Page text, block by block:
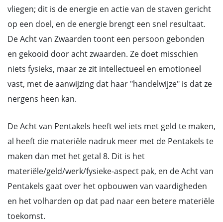
vliegen; dit is de energie en actie van de staven gericht
op een doel, en de energie brengt een snel resultaat.
De Acht van Zwaarden toont een persoon gebonden
en gekooid door acht zwaarden. Ze doet misschien
niets fysieks, maar ze zit intellectueel en emotioneel
vast, met de aanwijzing dat haar "handelwijze" is dat ze
nergens heen kan.
De Acht van Pentakels heeft wel iets met geld te maken,
al heeft die materiële nadruk meer met de Pentakels te
maken dan met het getal 8. Dit is het
materiële/geld/werk/fysieke-aspect pak, en de Acht van
Pentakels gaat over het opbouwen van vaardigheden
en het volharden op dat pad naar een betere materiële
toekomst.